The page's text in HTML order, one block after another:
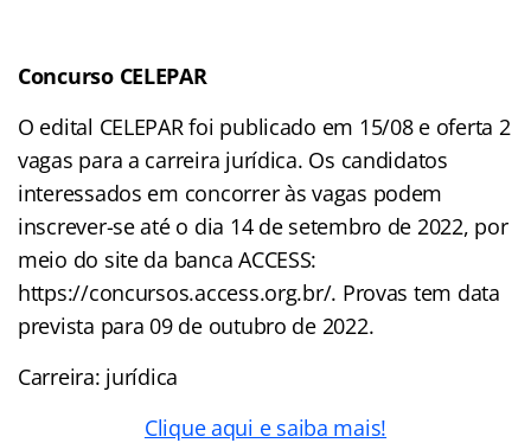
Concurso CELEPAR
O edital CELEPAR foi publicado em 15/08 e oferta 2
vagas para a carreira jurídica. Os candidatos
interessados em concorrer às vagas podem
inscrever-se até o dia 14 de setembro de 2022, por
meio do site da banca ACCESS:
https://concursos.access.org.br/. Provas tem data
prevista para 09 de outubro de 2022.
Carreira: jurídica
Clique aqui e saiba mais!